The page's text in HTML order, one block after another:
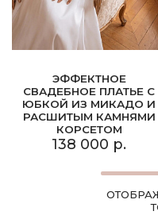
ЭФФЕКТНОЕ
СВАДЕБНОЕ ПЛАТЬЕ С
ЮБКОЙ ИЗ МИКАДО И
РАСШИТЫМ КАМНЯМИ
КОРСЕТОМ
138 000 р.